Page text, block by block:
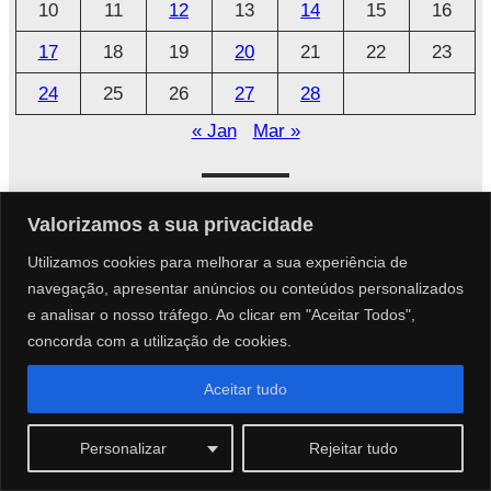
Valorizamos a sua privacidade
Utilizamos cookies para melhorar a sua experiência de
navegação, apresentar anúncios ou conteúdos personalizados
e analisar o nosso tráfego. Ao clicar em "Aceitar Todos",
concorda com a utilização de cookies.
Personalizar Rejeitar tudo
Aceitar tudo
10
11 12 13 14 15
16
17
18 19 20 21 22
23
24
25 26 27
28
« Jan
Mar »
Parceiros
Parcerias Especiais
Páginas